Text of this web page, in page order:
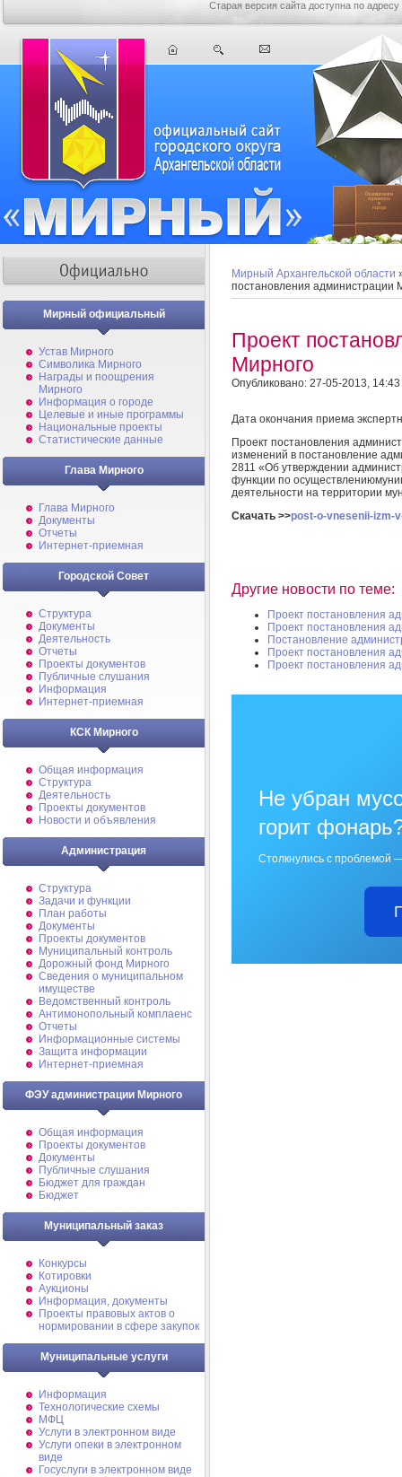
Старая версия сайта доступна по адресу
Мирный официальный
Устав Мирного
Символика Мирного
Награды и поощрения
Мирного
Информация о городе
Целевые и иные программы
Национальные проекты
Статистические данные
Глава Мирного
Глава Мирного
Документы
Отчеты
Интернет-приемная
Городской Совет
Структура
Документы
Деятельность
Отчеты
Проекты документов
Публичные слушания
Информация
Интернет-приемная
КСК Мирного
Общая информация
Структура
Деятельность
Проекты документов
Новости и объявления
Администрация
Структура
Задачи и функции
План работы
Документы
Проекты документов
Муниципальный контроль
Дорожный фонд Мирного
Cведения о муниципальном
имуществе
Ведомственный контроль
Антимонопольный комплаенс
Отчеты
Информационные системы
Защита информации
Интернет-приемная
ФЭУ администрации Мирного
Общая информация
Проекты документов
Документы
Публичные слушания
Бюджет для граждан
Бюджет
Муниципальный заказ
Конкурсы
Котировки
Аукционы
Информация, документы
Проекты правовых актов о
нормировании в сфере закупок
Муниципальные услуги
Информация
Технологические схемы
МФЦ
Услуги в электронном виде
Услуги опеки в электронном
виде
Госуслуги в электронном виде
Мирный Архангельской области
постановления администрации
Проект
Мирного
Опубликовано: 27-05-2013, 14:43
Дата окончания приема
Проект постановления
изменений в постановление
2811 «Об утверждении
функции по
деятельности на территории
Скачать >>post-o-vnesenii-izm-
Другие новости по теме:
Проект постановления
Проект постановления
Постановление
Проект постановления
Проект постановления
Не убран
горит
Столкнулись с проблемой